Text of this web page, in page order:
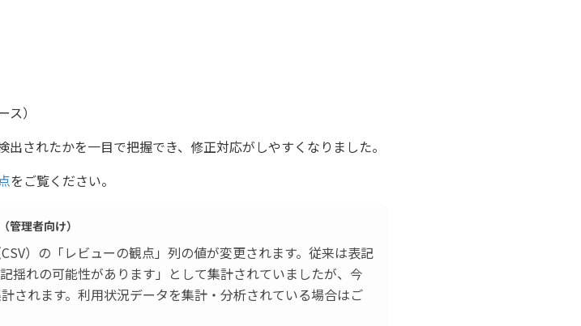
）
されたかを一目で把握でき、修正対応がしやすくなりました。
をご覧ください。
管理者向け）
）の「レビューの観点」列の値が変更されます。従来は表記
揺れの可能性があります」として集計されていましたが、今
されます。利用状況データを集計・分析されている場合はご